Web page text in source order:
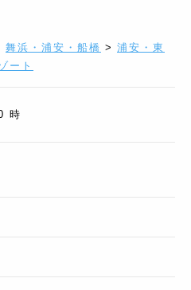
舞浜・浦安・船橋 > 浦安・東
ート
時